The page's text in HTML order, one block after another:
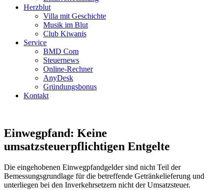
Herzblut
Villa mit Geschichte
Musik im Blut
Club Kiwanis
Service
BMD Com
Steuernews
Online-Rechner
AnyDesk
Gründungsbonus
Kontakt
Einwegpfand: Keine
umsatzsteuerpflichtigen Entgelte
Die eingehobenen Einwegpfandgelder sind nicht Teil der
Bemessungsgrundlage für die betreffende Getränkelieferung und
unterliegen bei den Inverkehrsetzern nicht der Umsatzsteuer.